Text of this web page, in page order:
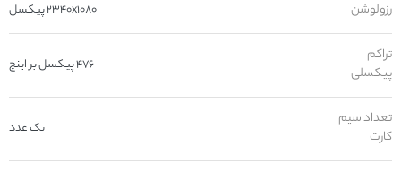
رزولوشن ۲۳۴۰x۱۰۸۰ پیکسل
تراکم
پیکسلی
۴۷۶ پیکسل بر اینچ
تعداد سیم
کارت
یک عدد